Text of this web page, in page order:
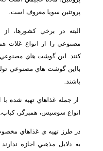
پروتئين سويا معروف است.
البته در برخي كشورها،
مصنوعي را از انواع غلات
كنند. اين گوشت هاي مصنوعي
بااين گوشت هاي مصنوعي
باشند.
از جمله غذاهاي تهيه شده
انواع سوسيس، همبرگر،
در طرز تهيه ي غذاهاي
به دلايل مذهبي اجازه